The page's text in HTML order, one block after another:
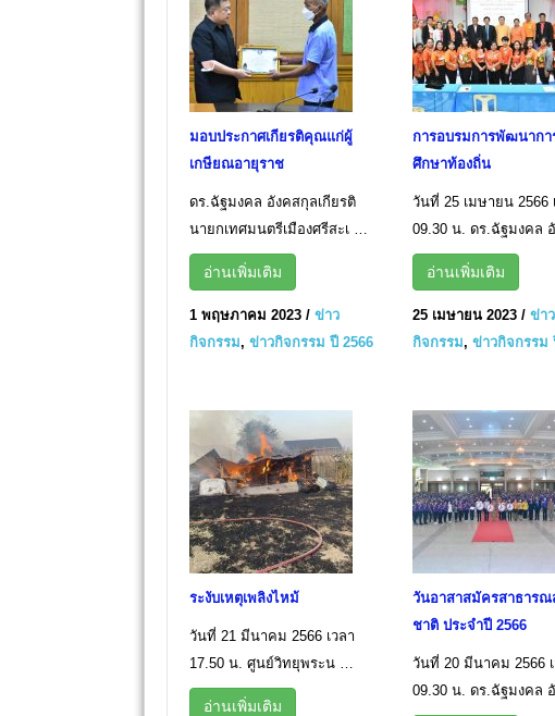
มอบประกาศเกียรติคุณแก่ผู้
เกษียณอายุราช
ดร.ฉัฐมงคล อังคสกุลเกียรติ
นายกเทศมนตรีเมืองศรีสะเ …
อ่านเพิ่มเติม
1 พฤษภาคม 2023 / ข่าว
กิจกรรม, ข่าวกิจกรรม ปี 2566
การอบรมการพัฒนากา
ศึกษาท้องถิ่น
วันที่ 25 เมษายน 2566
09.30 น. ดร.ฉัฐมงคล
อ่านเพิ่มเติม
25 เมษายน 2023 /ข่าว
กิจกรรม,ข่าวกิจกรรม
ระงับเหตุเพลิงไหม้
วันที่ 21 มีนาคม 2566 เวลา
17.50 น. ศูนย์วิทยุพระน …
อ่านเพิ่มเติม
วันอาสาสมัครสาธาร
ชาติ ประจำปี 2566
วันที่ 20 มีนาคม 2566 เ
09.30 น. ดร.ฉัฐมงคล